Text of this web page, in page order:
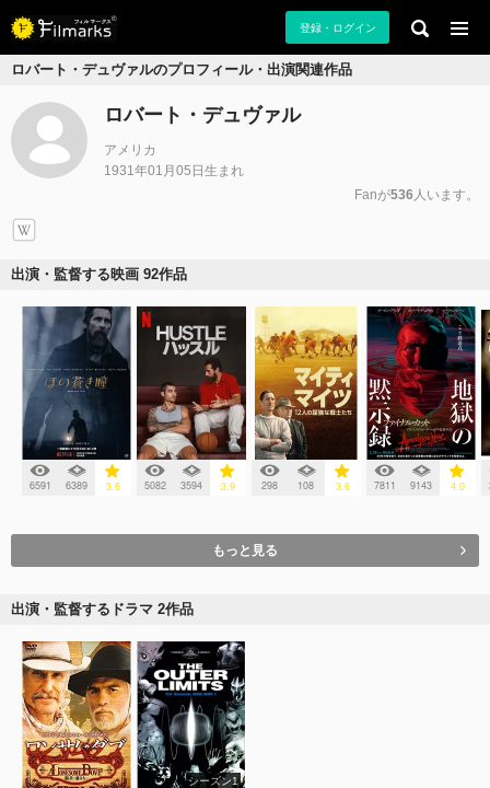
登録・ログイン
ロバート・デュヴァルのプロフィール・出演関連作品
ロバート・デュヴァル
アメリカ
1931年01月05日生まれ
Fanが536 人います。
出演・監督する映画 92作品
6591 6389 3.6 5082 3594 3.9 298 108 3.6 7811 9143 4.0
もっと見る
出演・監督するドラマ 2作品
シーズン1